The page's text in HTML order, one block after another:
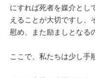
にすれば死者を媒介とし
えることが大切ですし、
慰め、また励ましとなる
ここで、私たちは少し手